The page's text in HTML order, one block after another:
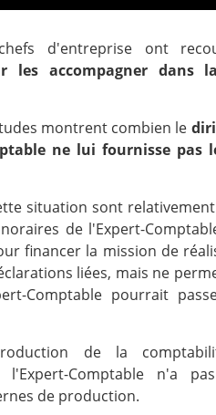
d'entreprise ont
les accompagner dans
montrent combien le
ne lui fournisse pas
situation sont
de l'Expert-
financer la mission de
liées, mais ne
Comptable pourrait
de la
l'Expert-Comptable n'a
de production.